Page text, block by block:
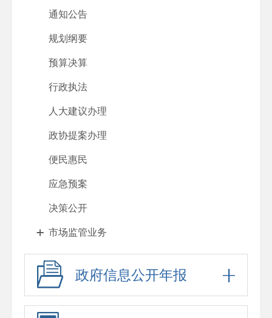
通知公告
规划纲要
预算决算
行政执法
人大建议办理
政协提案办理
便民惠民
应急预案
决策公开
市场监管业务
政府信息公开年报